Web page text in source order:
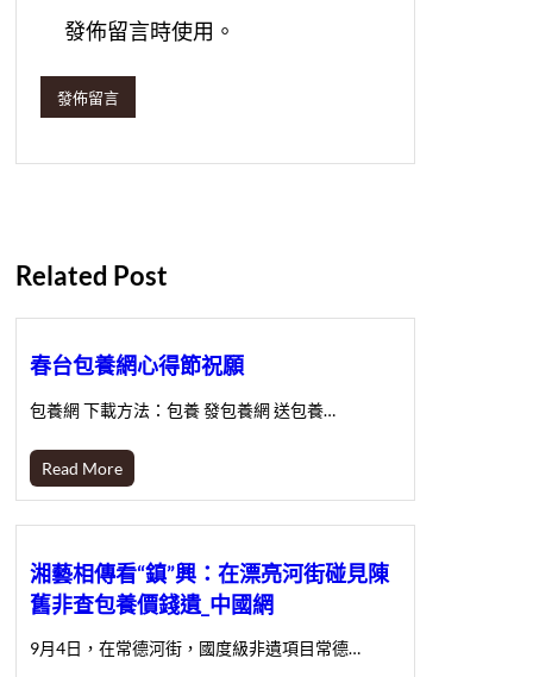
發佈留言時使用。
Related Post
春台包養網心得節祝願
包養網 下載方法：包養 發包養網 送包養…
Read More
湘藝相傳看“鎮”興：在漂亮河街碰見陳
舊非查包養價錢遺_中國網
9月4日，在常德河街，國度級非遺項目常德…